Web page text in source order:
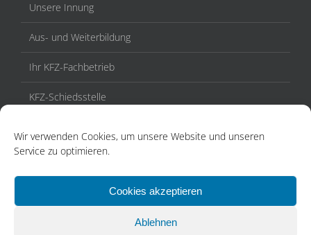
Wir verwenden Cookies, um unsere Website und unseren
Service zu optimieren.
Cookies akzeptieren
Ablehnen
Unsere Innung
Aus- und Weiterbildung
Ihr KFZ-Fachbetrieb
KFZ-Schiedsstelle
Aktuelles